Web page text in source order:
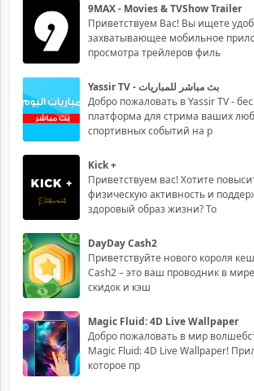
9MAX - Movies & TVShow Trailer
Приветствуем Вас! Вы ищете
захватывающее мобильное
просмотра трейлеров филь
Yassir TV - بث مباشر للمباريات
Добро пожаловать в Yassir TV -
платформа для стрима ваших
спортивных событий на р
Kick +
Приветствуем вас! Хотите
физическую активность и
здоровый образ жизни? То
DayDay Cash2
Приветствуйте нового короля
Cash2 – это ваш проводник в
скидок и кэш
Magic Fluid: 4D Live Wallpaper
Добро пожаловать в мир
Magic Fluid: 4D Live Wallpaper!
которое пр